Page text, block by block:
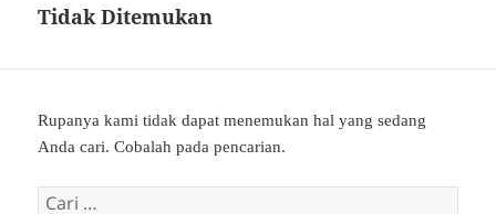
Tidak Ditemukan
Rupanya kami tidak dapat menemukan hal yang sedang
Anda cari. Cobalah pada pencarian.
Cari